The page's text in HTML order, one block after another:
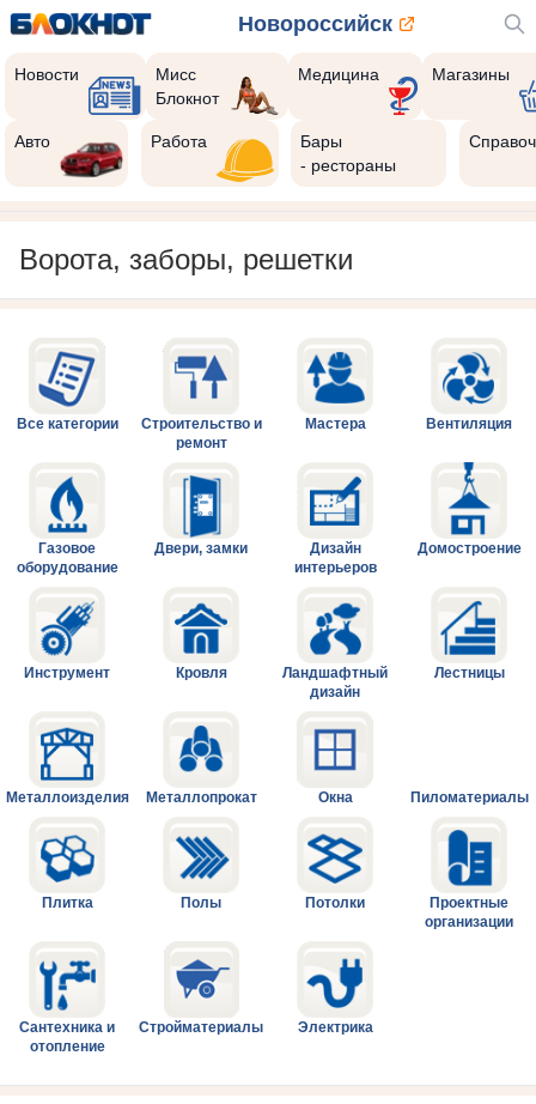
Новороссийск
Новости
Мисс
Блокнот
Медицина Магазины
Авто Работа
Бары
- рестораны
Ворота, заборы, решетки
Все категории
Строительство и
ремонт
Мастера Вентиляция
Газовое
оборудование
Двери, замки
Дизайн
интерьеров
Домостроение
Инструмент Кровля
Ландшафтный
дизайн
Лестницы
Металлоизделия Металлопрокат Окна Пиломатериалы
Плитка Полы Потолки
Проектные
организации
Сантехника и
отопление
Стройматериалы Электрика